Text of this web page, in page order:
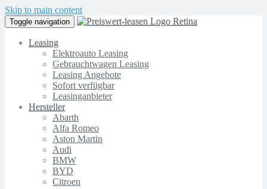
Skip to main content
Toggle navigation
Leasing
Elektroauto Leasing
Gebrauchtwagen Leasing
Leasing Angebote
Sofort verfügbar
Leasinganbieter
Hersteller
Abarth
Alfa Romeo
Aston Martin
Audi
BMW
BYD
Citroen